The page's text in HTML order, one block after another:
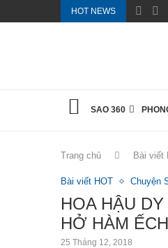
HOT NEWS
SAO 360
Trang chủ Bài viết
Bài viết HOT Chuyện
HOA HẬU
HỞ HÀM ẾCH
25 Tháng 12, 2018